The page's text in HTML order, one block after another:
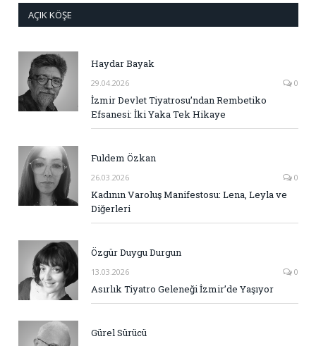
AÇIK KÖŞE
Haydar Bayak
29.04.2026 0
İzmir Devlet Tiyatrosu’ndan Rembetiko
Efsanesi: İki Yaka Tek Hikaye
Fuldem Özkan
26.03.2026 0
Kadının Varoluş Manifestosu: Lena, Leyla ve
Diğerleri
Özgür Duygu Durgun
13.03.2026 0
Asırlık Tiyatro Geleneği İzmir’de Yaşıyor
Gürel Sürücü